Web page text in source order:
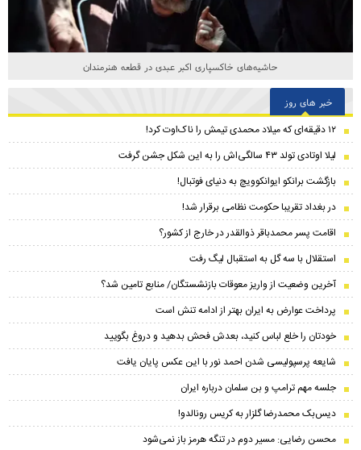
حاشیه‌های خاکسپاری اکبر عبدی در قطعه هنرمندان
خبر های روز
۱۲ دقیقه‌ای که میلاد محمدی تیمش را ناک‌اوت کرد!
لیلا اوتادی تولد ۴۳ سالگی‌اش را به این شکل جشن گرفت
بازگشت برانکو ایوانکوویچ به دنیای فوتبال!
در بغداد تقریبا حکومت نظامی برقرار شد!
اقامت پسر محمدباقر ذوالقدر در خارج از کشور؟
استقلال با سه گل به استقبال لیگ رفت
آخرین وضعیت از واریز معوقات بازنشستگان/ منابع تامین شد؟
پرداخت عوارض به ایران بهتر از ادامه تنش است
خودتان را خلع لباس کنید، بعدش فحش بدهید و دروغ بگویید
شایعه پرسپولیسی شدن احمد نور با این عکس پایان یافت
جلسه مهم ترامپ و بن سلمان درباره ایران
دیس‌بک محمدرضا گلزار به کریس رونالدو!
محسن رضایی: مسیر دوم در تنگه هرمز باز نمی‌شود